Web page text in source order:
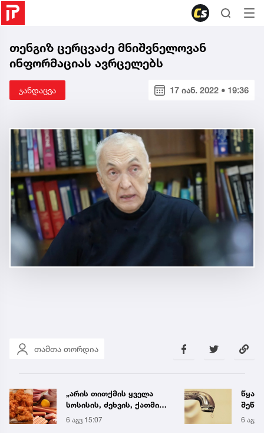
თენგიზ ცერცვაძე მნიშვნელოვან
ინფორმაციას ავრცელებს
ჯანდაცვა 17 იან. 2022 • 19:36
თამთა თორდია
„არის თითქმის ყველა
სოსისის, ძეხვის, ქათმის
„ნაგეთსებსა“ და
ნახევარფაბრიკატებში“ -
6 აგვ 15:07 6 აგვ